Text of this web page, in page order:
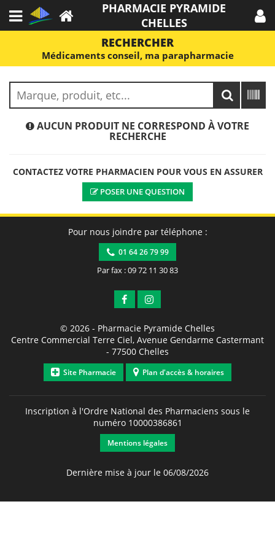
PHARMACIE PYRAMIDE
CHELLES
RECHERCHER
Médicaments conseil, ma parapharmacie
AUCUN PRODUIT NE CORRESPOND À VOTRE
RECHERCHE
CONTACTEZ VOTRE PHARMACIEN POUR VOUS EN ASSURER
POSER UNE QUESTION
Pour nous joindre par téléphone :
01 64 26 79 99
Par fax : 09 72 11 30 83
© 2026 - Pharmacie Pyramide Chelles
Centre Commercial Terre Ciel, Avenue Gendarme Castermant
- 77500 Chelles
Site Pharmacie Plan d'accès & horaires
Inscription à l'Ordre National des Pharmaciens sous le
numéro 10000386861
Mentions légales
Dernière mise à jour le 06/08/2026